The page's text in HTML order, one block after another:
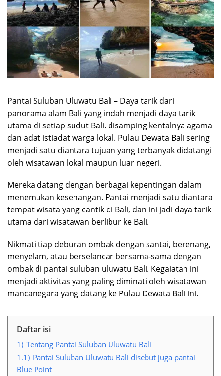
Pantai Suluban Uluwatu Bali – Daya tarik dari
panorama alam Bali yang indah menjadi daya tarik
utama di setiap sudut Bali. disamping kentalnya agama
dan adat istiadat warga lokal. Pulau Dewata Bali sering
menjadi satu diantara tujuan yang terbanyak didatangi
oleh wisatawan lokal maupun luar negeri.
Mereka datang dengan berbagai kepentingan dalam
menemukan kesenangan. Pantai menjadi satu diantara
tempat wisata yang cantik di Bali, dan ini jadi daya tarik
utama dari wisatawan berlibur ke Bali.
Nikmati tiap deburan ombak dengan santai, berenang,
menyelam, atau berselancar bersama-sama dengan
ombak di pantai suluban uluwatu Bali. Kegaiatan ini
menjadi aktivitas yang paling diminati oleh wisatawan
mancanegara yang datang ke Pulau Dewata Bali ini.
Daftar isi
1) Tentang Pantai Suluban Uluwatu Bali
1.1) Pantai Suluban Uluwatu Bali disebut juga pantai
Blue Point